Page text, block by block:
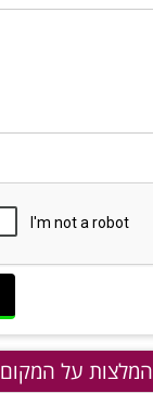
המלצות על המקום